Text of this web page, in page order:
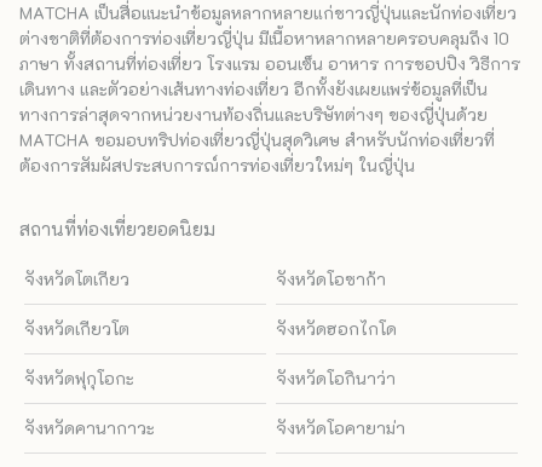
MATCHA เป็นสื่อแนะนำข้อมูลหลากหลายแก่ชาวญี่ปุ่นและนักท่องเที่ยว
ต่างชาติที่ต้องการท่องเที่ยวญี่ปุ่น มีเนื้อหาหลากหลายครอบคลุมถึง 10
ภาษา ทั้งสถานที่ท่องเที่ยว โรงแรม ออนเซ็น อาหาร การชอปปิง วิธีการ
เดินทาง และตัวอย่างเส้นทางท่องเที่ยว อีกทั้งยังเผยแพร่ข้อมูลที่เป็น
ทางการล่าสุดจากหน่วยงานท้องถิ่นและบริษัทต่างๆ ของญี่ปุ่นด้วย
MATCHA ขอมอบทริปท่องเที่ยวญี่ปุ่นสุดวิเศษ สำหรับนักท่องเที่ยวที่
ต้องการสัมผัสประสบการณ์การท่องเที่ยวใหม่ๆ ในญี่ปุ่น
สถานที่ท่องเที่ยวยอดนิยม
จังหวัดโตเกียว จังหวัดโอซาก้า
จังหวัดเกียวโต จังหวัดฮอกไกโด
จังหวัดฟุกุโอกะ จังหวัดโอกินาว่า
จังหวัดคานากาวะ จังหวัดโอคายาม่า